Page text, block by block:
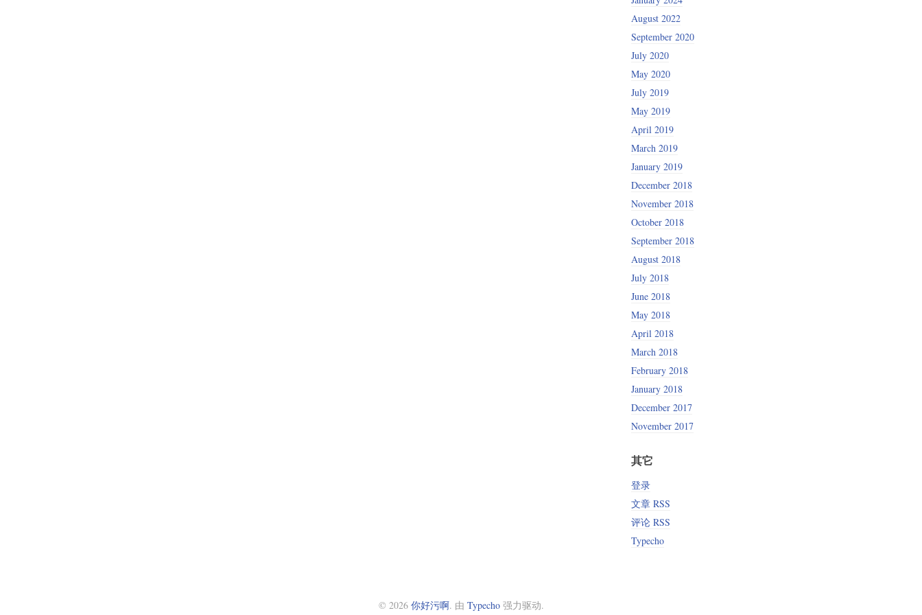
August 2022
September 2020
July 2020
May 2020
July 2019
May 2019
April 2019
March 2019
January 2019
December 2018
November 2018
October 2018
September 2018
August 2018
July 2018
June 2018
May 2018
April 2018
March 2018
February 2018
January 2018
December 2017
November 2017
其它
登录
文章 RSS
评论 RSS
Typecho
© 2026 你好污啊. 由 Typecho强力驱动.